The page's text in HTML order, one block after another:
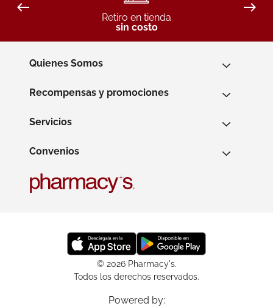
Retiro en tienda
sin costo
Quienes Somos
Recompensas y promociones
Servicios
Convenios
© 2026 Pharmacy's.
Todos los derechos reservados.
Powered by: